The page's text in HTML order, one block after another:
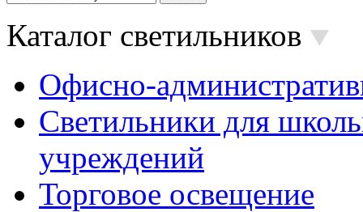
Каталог светильников
Офисно-
Светильники для
учреждений
Торговое освещение